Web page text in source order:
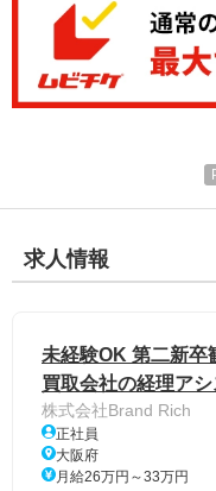
求人情報
未経験OK 第二新卒
買取会社の経理アシ
株式会社Brand Rich
正社員
大阪府
月給26万円～33万円